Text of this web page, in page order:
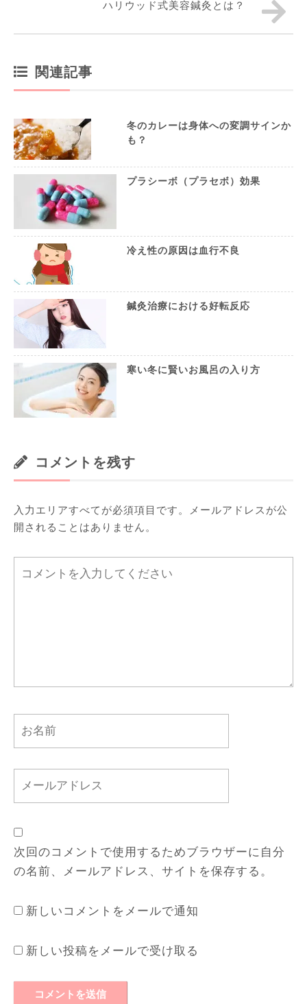
ハリウッド式美容鍼灸とは？
関連記事
冬のカレーは身体への変調サインか
も？
プラシーボ（プラセボ）効果
冷え性の原因は血行不良
鍼灸治療における好転反応
寒い冬に賢いお風呂の入り方
コメントを残す
入力エリアすべてが必須項目です。メールアドレスが公
開されることはありません。
次回のコメントで使用するためブラウザーに自分
の名前、メールアドレス、サイトを保存する。
新しいコメントをメールで通知
新しい投稿をメールで受け取る